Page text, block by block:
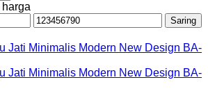
Harga
tertinggi
Saring